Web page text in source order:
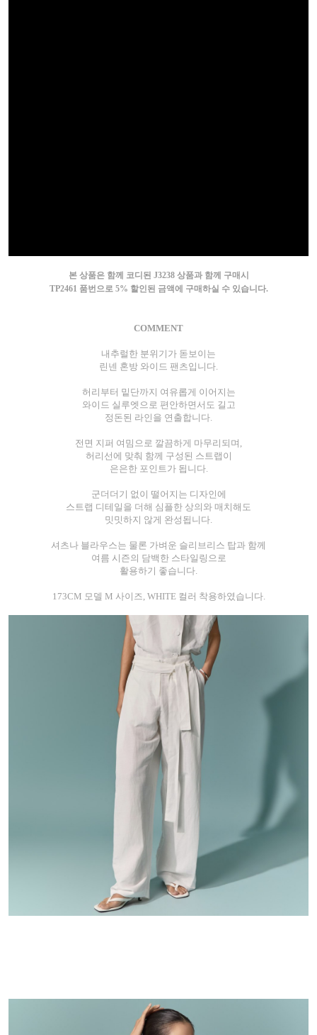
본 상품은 함께 코디된 J3238 상품과 함께 구매시
TP2461 품번으로 5% 할인된 금액에 구매하실 수 있습니다.
COMMENT
내추럴한 분위기가 돋보이는
린넨 혼방 와이드 팬츠입니다.
허리부터 밑단까지 여유롭게 이어지는
와이드 실루엣으로 편안하면서도 길고
정돈된 라인을 연출합니다.
전면 지퍼 여밈으로 깔끔하게 마무리되며,
허리선에 맞춰 함께 구성된 스트랩이
은은한 포인트가 됩니다.
군더더기 없이 떨어지는 디자인에
스트랩 디테일을 더해 심플한 상의와 매치해도
밋밋하지 않게 완성됩니다.
셔츠나 블라우스는 물론 가벼운 슬리브리스 탑과 함께
여름 시즌의 담백한 스타일링으로
활용하기 좋습니다.
173CM 모델 M 사이즈, WHITE 컬러 착용하였습니다.